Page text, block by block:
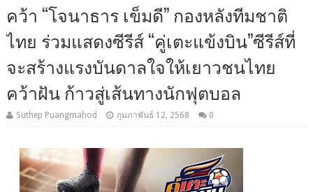
คว้า “โจนาธาร เข็มดี” กองหลังทีมชาติ
ไทย ร่วมแสดงซีรีส์ “คู่เตะแข้งบิน”ซีรีส์ที่
จะสร้างแรงบันดาลใจให้เยาวชนไทย
คว้าฝัน ก้าวสู่เส้นทางนักฟุตบอล
Suthep Puangmahod กุมภาพันธ์ 12, 2568 0